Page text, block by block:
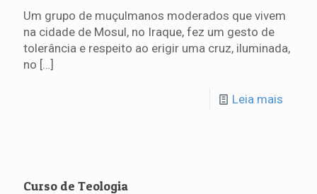
Um grupo de muçulmanos moderados que vivem
na cidade de Mosul, no Iraque, fez um gesto de
tolerância e respeito ao erigir uma cruz, iluminada,
no […]
Leia mais
Curso de Teologia